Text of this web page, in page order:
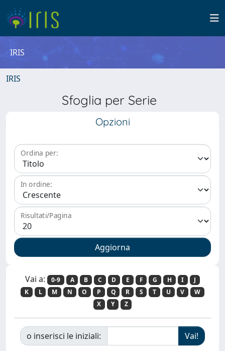
IRIS
IRIS
Sfoglia per Serie
Opzioni
Ordina per:
In ordine:
Risultati/Pagina
Vai a: 0-9 A B C D E F G H I
J
K
L M N O P Q R S T U V
W
X
Y Z
o inserisci le iniziali: